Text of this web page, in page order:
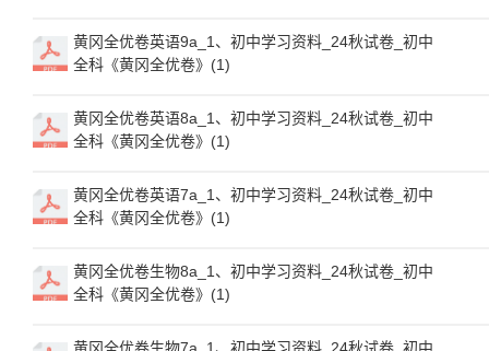
黄冈全优卷英语9a_1、初中学习资料_24秋试卷_初中
全科《黄冈全优卷》(1)
黄冈全优卷英语8a_1、初中学习资料_24秋试卷_初中
全科《黄冈全优卷》(1)
黄冈全优卷英语7a_1、初中学习资料_24秋试卷_初中
全科《黄冈全优卷》(1)
黄冈全优卷生物8a_1、初中学习资料_24秋试卷_初中
全科《黄冈全优卷》(1)